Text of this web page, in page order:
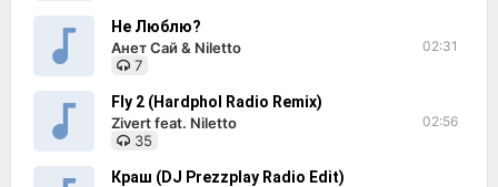
Не Люблю?
Анет Сай & Niletto
7
02:31
Fly 2 (Hardphol Radio Remix)
Zivert feat. Niletto
35
02:56
Краш (DJ Prezzplay Radio Edit)